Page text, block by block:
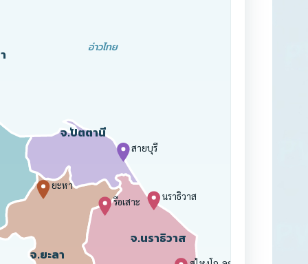
จ.ปัตตานี
จ.ยะลา
จ.นราธิวาส
อ่าวไทย
ยะหา
สายบุรี
นราธิวาส
รือเสาะ